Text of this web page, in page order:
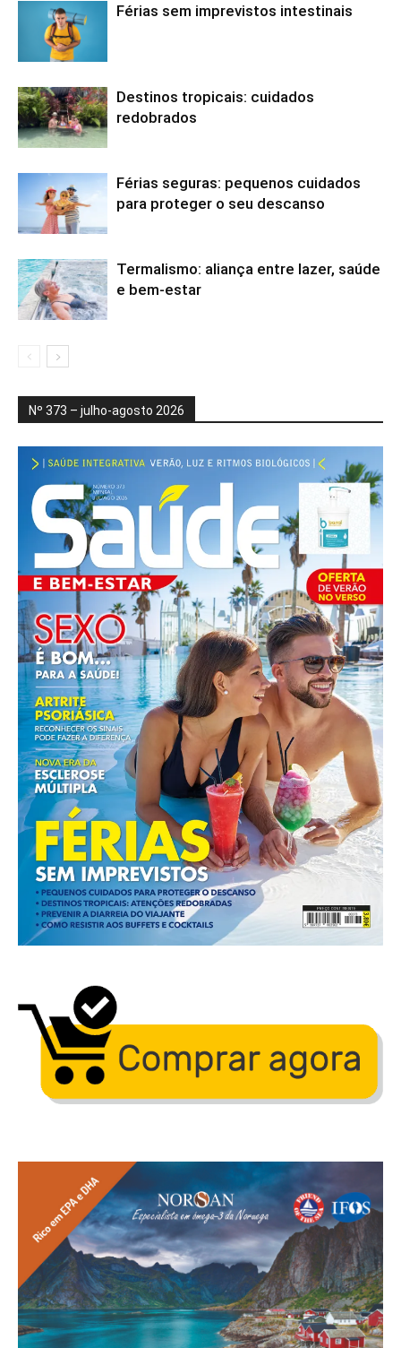
Férias sem imprevistos intestinais
Destinos tropicais: cuidados
redobrados
Férias seguras: pequenos cuidados
para proteger o seu descanso
Termalismo: aliança entre lazer, saúde
e bem-estar
Nº 373 – julho-agosto 2026